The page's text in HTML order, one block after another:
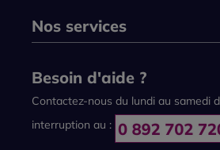
Nos services
Besoin d'aide ?
Contactez-nous du lundi au samedi
interruption au :